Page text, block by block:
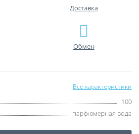
Доставка
Обмен
Все характеристики
100
парфюмерная вода